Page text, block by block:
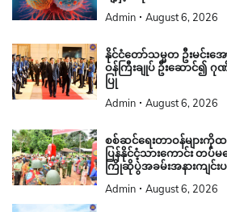
Admin August 6, 2026
နိုင်ငံတော်သမ္မတ ဦးမင်း
ဝန်ကြီးချုပ် ဦးဆောင်၍
ပြု
Admin August 6, 2026
စစ်ဆင်ရေးတာဝန်များ
ပြန်နိုင်ငံ့သားကောင်း တပ်မ
ကြိုဆိုပွဲအခမ်းအနားကျင်းပ
Admin August 6, 2026